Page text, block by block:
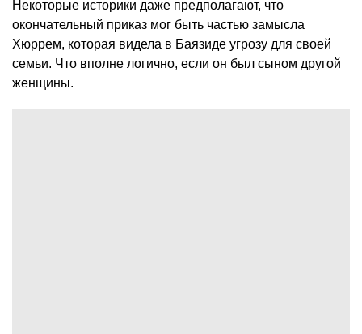
Некоторые историки даже предполагают, что
окончательный приказ мог быть частью замысла
Хюррем, которая видела в Баязиде угрозу для своей
семьи. Что вполне логично, если он был сыном другой
женщины.